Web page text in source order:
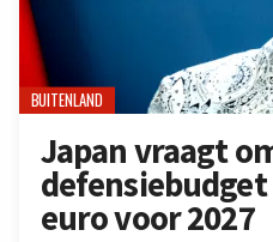
BUITENLAND
Japan vraagt
euro voor 2027